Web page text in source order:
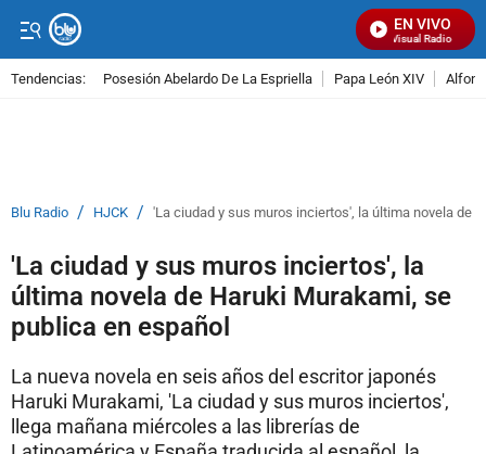
EN VIVO
Señal Visual Radio
Tendencias: Posesión Abelardo De La Espriella Papa León XIV
Blu Radio / HJCK / 'La ciudad y sus muros inciertos', la última novela de
'La ciudad y sus muros inciertos', la
última novela de Haruki Murakami, se
publica en español
La nueva novela en seis años del escritor japonés
Haruki Murakami, 'La ciudad y sus muros inciertos',
llega mañana miércoles a las librerías de